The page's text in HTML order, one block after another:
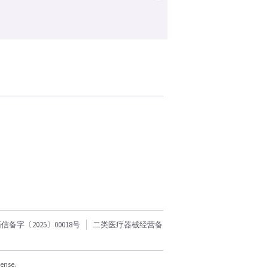
备字〔2025〕00018号 二类医疗器械经营备